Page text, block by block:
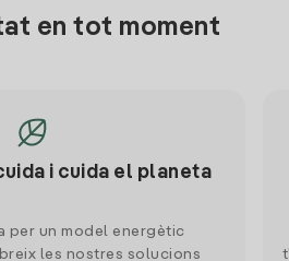
en tot moment
i cuida el planeta
per un model energètic
les nostres solucions